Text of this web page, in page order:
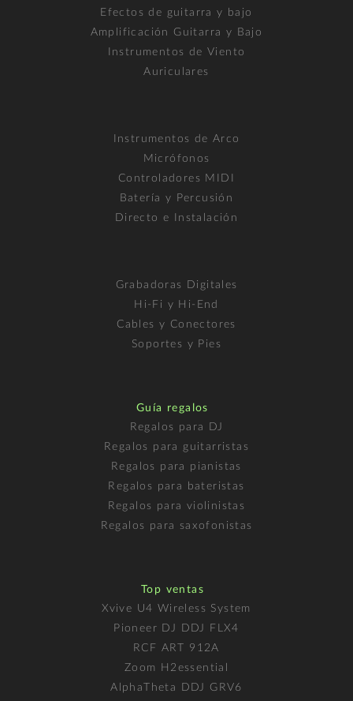
Efectos de guitarra y bajo
Amplificación Guitarra y Bajo
Instrumentos de Viento
Auriculares
Instrumentos de Arco
Micrófonos
Controladores MIDI
Batería y Percusión
Directo e Instalación
Grabadoras Digitales
Hi-Fi y Hi-End
Cables y Conectores
Soportes y Pies
Guía regalos
Regalos para DJ
Regalos para guitarristas
Regalos para pianistas
Regalos para bateristas
Regalos para violinistas
Regalos para saxofonistas
Top ventas
Xvive U4 Wireless System
Pioneer DJ DDJ FLX4
RCF ART 912A
Zoom H2essential
AlphaTheta DDJ GRV6